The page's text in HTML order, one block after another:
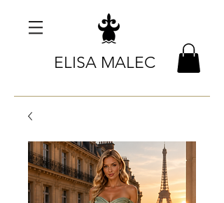
ELISA MALEC